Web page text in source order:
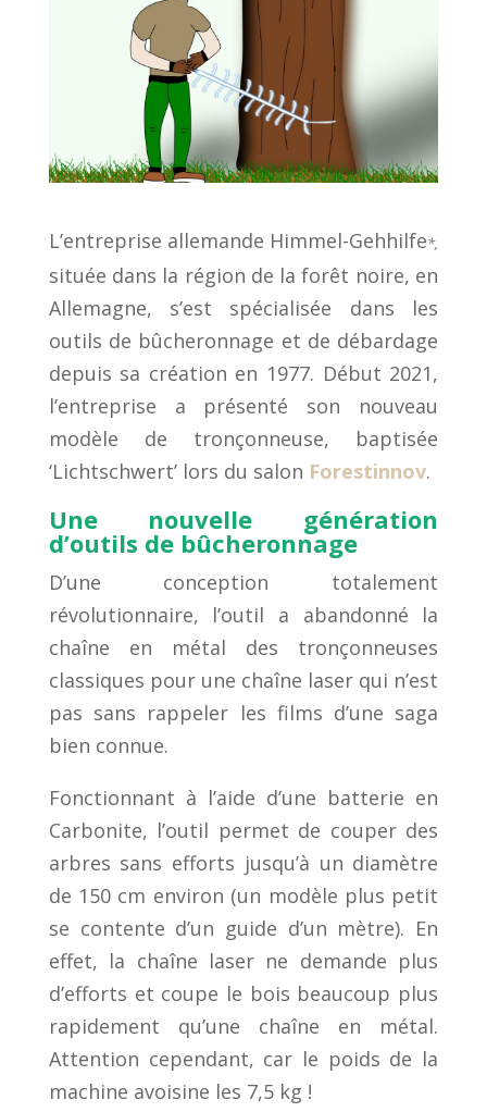
L’entreprise allemande Himmel-Gehhilfe*,
située dans la région de la forêt noire, en
Allemagne, s’est spécialisée dans les
outils de bûcheronnage et de débardage
depuis sa création en 1977. Début 2021,
l’entreprise a présenté son nouveau
modèle de tronçonneuse, baptisée
‘Lichtschwert’ lors du salon Forestinnov.
Une nouvelle génération
d’outils de bûcheronnage
D’une conception totalement
révolutionnaire, l’outil a abandonné la
chaîne en métal des tronçonneuses
classiques pour une chaîne laser qui n’est
pas sans rappeler les films d’une saga
bien connue.
Fonctionnant à l’aide d’une batterie en
Carbonite, l’outil permet de couper des
arbres sans efforts jusqu’à un diamètre
de 150 cm environ (un modèle plus petit
se contente d’un guide d’un mètre). En
effet, la chaîne laser ne demande plus
d’efforts et coupe le bois beaucoup plus
rapidement qu’une chaîne en métal.
Attention cependant, car le poids de la
machine avoisine les 7,5 kg !